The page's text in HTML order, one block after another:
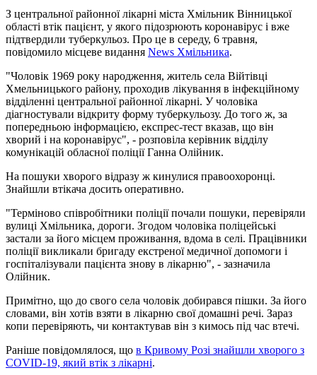
З центральної районної лікарні міста Хмільник Вінницької
області втік пацієнт, у якого підозрюють коронавірус і вже
підтвердили туберкульоз. Про це в середу, 6 травня,
повідомило місцеве видання News Хмільника.
"Чоловік 1969 року народження, житель села Війтівці
Хмельницького району, проходив лікування в інфекційному
відділенні центральної районної лікарні. У чоловіка
діагностували відкриту форму туберкульозу. До того ж, за
попередньою інформацією, експрес-тест вказав, що він
хворий і на коронавірус", - розповіла керівник відділу
комунікацій обласної поліції Ганна Олійник.
На пошуки хворого відразу ж кинулися правоохоронці.
Знайшли втікача досить оперативно.
"Терміново співробітники поліції почали пошуки, перевіряли
вулиці Хмільника, дороги. Згодом чоловіка поліцейські
застали за його місцем проживання, вдома в селі. Працівники
поліції викликали бригаду екстреної медичної допомоги і
госпіталізували пацієнта знову в лікарню", - зазначила
Олійник.
Примітно, що до свого села чоловік добирався пішки. За його
словами, він хотів взяти в лікарню свої домашні речі. Зараз
копи перевіряють, чи контактував він з кимось під час втечі.
Раніше повідомлялося, що в Кривому Розі знайшли хворого з
COVID-19, який втік з лікарні.